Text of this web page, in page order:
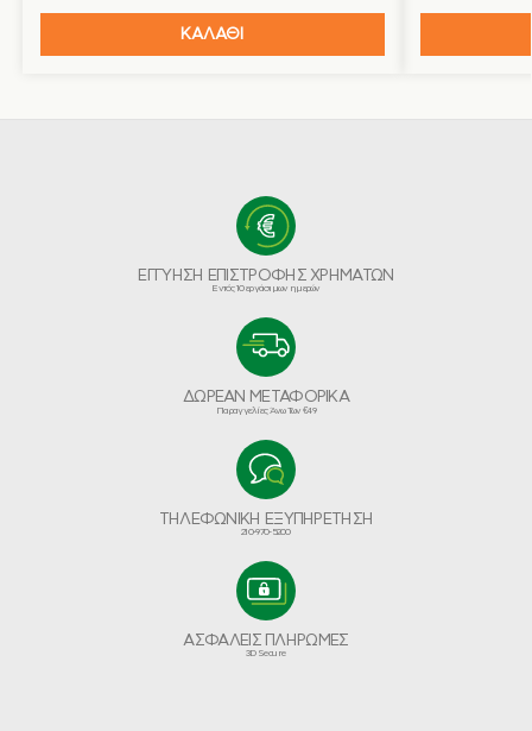
ΚΑΛΑΘΙ
ΕΓΓΥΗΣΗ ΕΠΙΣΤΡΟΦΗΣ ΧΡΗΜΑΤΩΝ
Εντός 10 εργάσιμων ημερών
ΔΩΡΕΑΝ ΜΕΤΑΦΟΡΙΚΑ
Παραγγελίες Άνω Των €49
ΤΗΛΕΦΩΝΙΚΗ ΕΞΥΠΗΡΕΤΗΣΗ
210-970-5200
ΑΣΦΑΛΕΙΣ ΠΛΗΡΩΜΕΣ
3D Secure